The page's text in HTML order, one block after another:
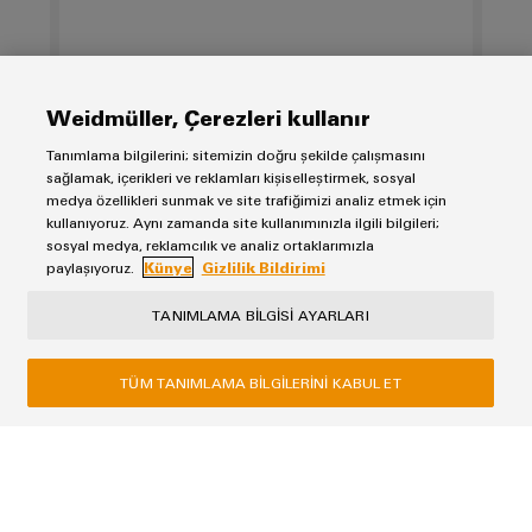
Montaj
Hizmeti
Montaja
hazır
klemens
Değiştirilmiş
Künye
4B Plaza, Yamanevler Mah. Ahmet Tevfik İleri Cad. NO:26 D:5
Weidmüller, Çerezleri kullanır
Tanımlama bilgilerini; sitemizin doğru şekilde çalışmasını
sağlamak, içerikleri ve reklamları kişiselleştirmek, sosyal
medya özellikleri sunmak ve site trafiğimizi analiz etmek için
kullanıyoruz. Aynı zamanda site kullanımınızla ilgili bilgileri;
sosyal medya, reklamcılık ve analiz ortaklarımızla
paylaşıyoruz.
Künye Gizlilik Bildirimi
TANIMLAMA BILGISI AYARLARI
TÜM TANIMLAMA BILGILERINI KABUL ET